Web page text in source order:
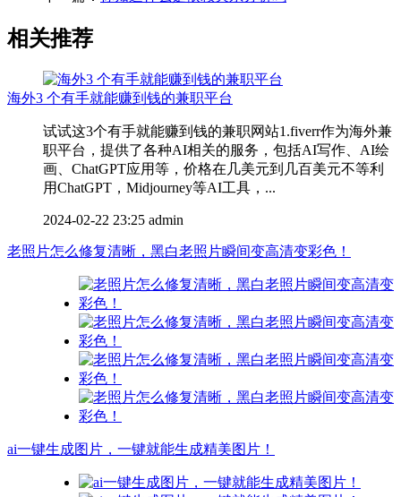
相关推荐
海外3 个有手就能赚到钱的兼职平台
试试这3个有手就能赚到钱的兼职网站1.fiverr作为海外兼
职平台，提供了各种AI相关的服务，包括AI写作、AI绘
画、ChatGPT应用等，价格在几美元到几百美元不等利
用ChatGPT，Midjourney等AI工具，...
2024-02-22 23:25 admin
老照片怎么修复清晰，黑白老照片瞬间变高清变彩色！
ai一键生成图片，一键就能生成精美图片！